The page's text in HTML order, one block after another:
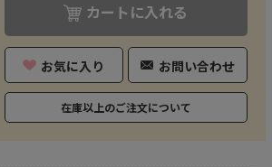
カートに入れる
お気に入り お問い合わせ
在庫以上のご注文について